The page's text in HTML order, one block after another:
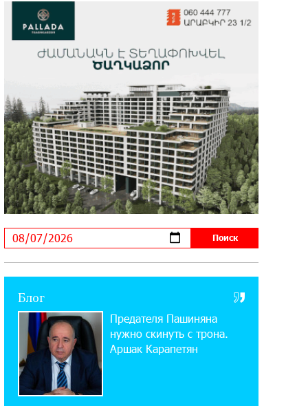
также с помощью imID
21:09:13 31-07-2026
«Бесплатные бонусы в играх»:
кибератаках на школьников
11:21:15 31-07-2026
ЕАЭС со временем будет
расширяться. Когда-нибудь это
поймёт и рядовой армянин, но будет уже поздно
11:03:52 31-07-2026
Геноцида армян против Эрдогана,
то что для него значит сам Геноцид?
ВТБ (Армения): вклад «Стабильный»
— до 10% годовых и оформление в
мобильном приложении
17:03:49 30-07-2026
Платформа Rate.Trading на Seaside
Startup Summit: IDBank представил
Блог
Предателя Пашиняна
нужно скинуть с трона.
Аршак Карапетян